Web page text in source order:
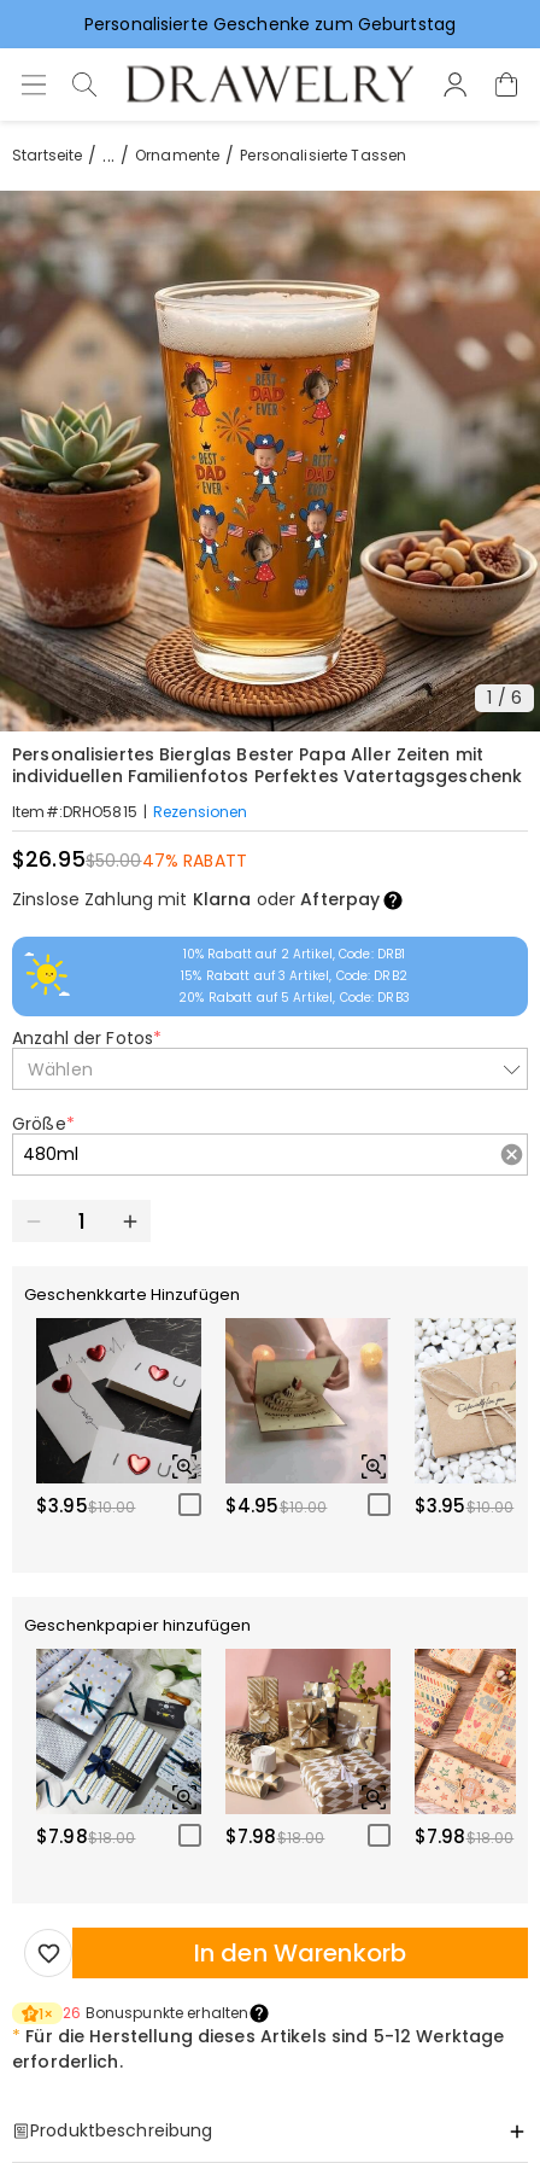
Vorlieben für Hochzeitsgeschenke
Startseite ... Ornamente Personalisierte Tassen
1 / 6
Personalisiertes Bierglas Bester Papa Aller Zeiten mit
individuellen Familienfotos Perfektes Vatertagsgeschenk
Item#:DRHO5815 | Rezensionen
$26.95$50.0047% RABATT
Zinslose Zahlung mit Klarna oderAfterpay
10% Rabatt auf 2 Artikel, Code: DRB1
15% Rabatt auf 3 Artikel, Code: DRB2
20% Rabatt auf 5 Artikel, Code: DRB3
Anzahl der Fotos*
Wählen
Größe*
Geschenkkarte Hinzufügen
$3.95$10.00 $4.95$10.00 $3.95$10.00
Geschenkpapier hinzufügen
$7.98$18.00 $7.98$18.00 $7.98$18.00
In den Warenkorb
1× 26 Bonuspunkte erhalten
* Für die Herstellung dieses Artikels sind 5-12 Werktage
erforderlich.
Produktbeschreibung